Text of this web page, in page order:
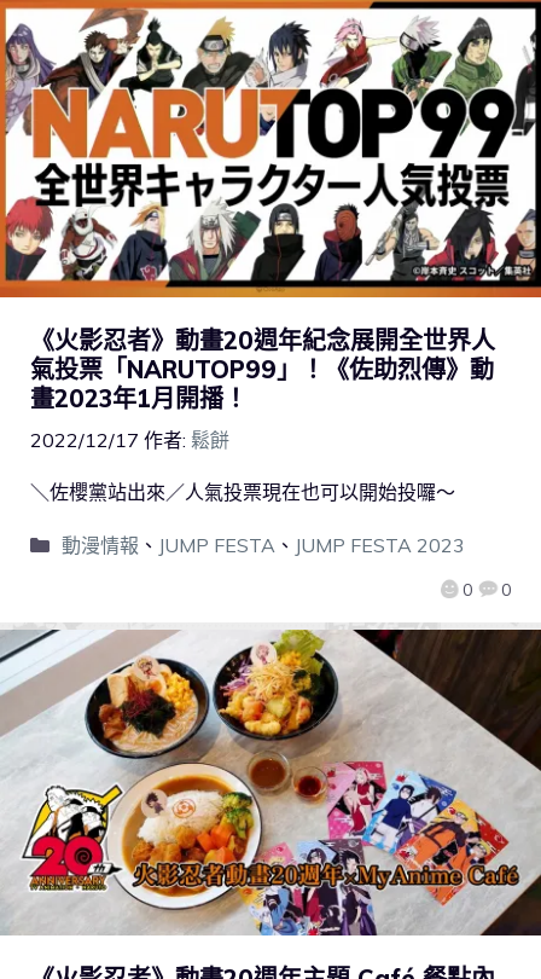
《火影忍者》動畫20週年紀念展開全世界人
氣投票「NARUTOP99」！《佐助烈傳》動
畫2023年1月開播！
2022/12/17 作者: 鬆餅
0 0
＼佐櫻黨站出來／人氣投票現在也可以開始投囉～
動漫情報 、 JUMP FESTA、 JUMP FESTA 2023